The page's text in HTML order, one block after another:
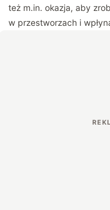
też m.in. okazja, aby
w przestworzach i